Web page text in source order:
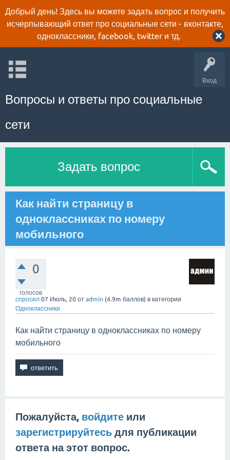
Добрый день! Здесь вы можете задать вопрос и получить
исчерпывающий ответ про социальные сети - вконтакте,
одноклассники, facebook, twitter и тд.
Вход
Вопросы и ответы про социальные
сети
Задать вопрос
Как найти страницу в
одноклассниках по номеру
мобильного
0
голосов
спросил 07 Июль, 20 от admin (4.9m баллов) в категории
Одноклассники
Как найти страницу в одноклассниках по номеру
мобильного
Пожалуйста, войдите или
зарегистрируйтесь для публикации
ответа на этот вопрос.